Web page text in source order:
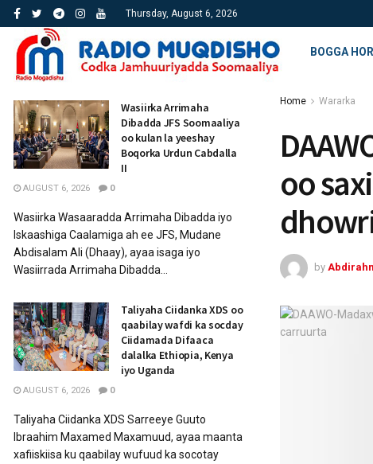
Thursday, August 6, 2026
BOGGA
Home Wararka
oo
by
Wasiirka Arrimaha
Dibadda JFS Soomaaliya
oo kulan la yeeshay
Boqorka Urdun Cabdalla
II
AUGUST 6, 2026 0
Wasiirka Wasaaradda Arrimaha Dibadda iyo
Iskaashiga Caalamiga ah ee JFS, Mudane
Abdisalam Ali (Dhaay), ayaa isaga iyo
Wasiirrada Arrimaha Dibadda...
Taliyaha Ciidanka XDS oo
qaabilay wafdi ka socday
Ciidamada Difaaca
dalalka Ethiopia, Kenya
iyo Uganda
AUGUST 6, 2026 0
Taliyaha Ciidanka XDS Sarreeye Guuto
Ibraahim Maxamed Maxamuud, ayaa maanta
xafiiskiisa ku qaabilay wufuud ka socotay